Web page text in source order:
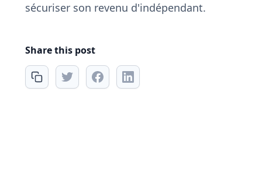
sécuriser son revenu d'indépendant.
Share this post